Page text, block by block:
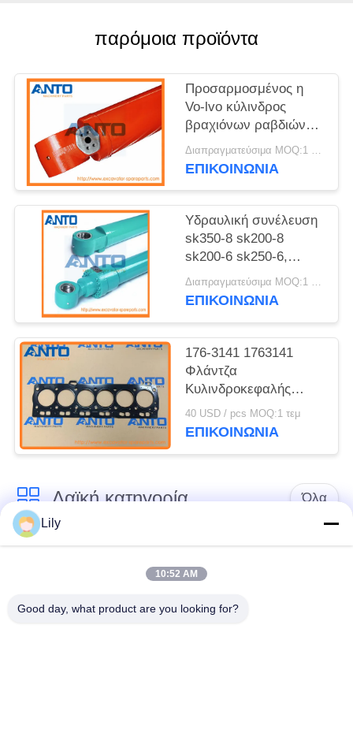
παρόμοια προϊόντα
Προσαρμοσμένος η
Vo-lvo κύλινδρος
βραχιόνων ραβδιών
κάδων εκσκαφέων
υδραυλικός που
EC290 EC360 EC460
Διαπραγματεύσιμα MOQ:1 η/υ
ΕΠΙΚΟΙΝΩΝΙΑ
Υδραυλική συνέλευση
sk350-8 sk200-8
sk200-6 sk250-6,
ξύλινη συσκευασία
κυλίνδρων εκσκαφέων
Διαπραγματεύσιμα MOQ:1 η/υ
ΕΠΙΚΟΙΝΩΝΙΑ
176-3141 1763141
Φλάντζα
Κυλινδροκεφαλής
Ανταλλακτικά
Εκσκαφέα Κατάλληλο
40 USD / pcs MOQ:1 τεμ
ΕΠΙΚΟΙΝΩΝΙΑ
Λαϊκή κατηγορία Όλα
Εκσκαφέας
Τελικό Drive
εκσκαφέων
εργαλείο
Lily
10:52 AM
Good day, what product are you looking for?